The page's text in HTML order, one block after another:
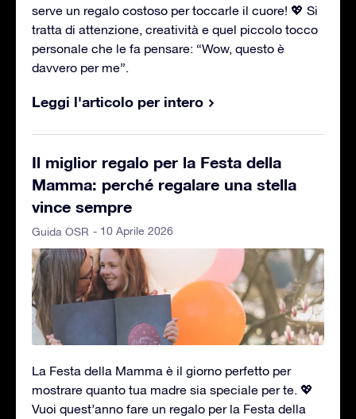
serve un regalo costoso per toccarle il cuore! 💖 Si
tratta di attenzione, creatività e quel piccolo tocco
personale che le fa pensare: “Wow, questo è
davvero per me”.
Leggi l'articolo per intero
Il miglior regalo per la Festa della
Mamma: perché regalare una stella
vince sempre
Guida OSR - 10 Aprile 2026
La Festa della Mamma è il giorno perfetto per
mostrare quanto tua madre sia speciale per te. 💖
Vuoi quest’anno fare un regalo per la Festa della